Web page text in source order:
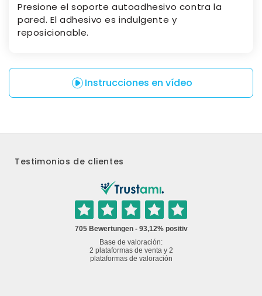
Presione el soporte autoadhesivo contra la
pared. El adhesivo es indulgente y
reposicionable.
Instrucciones en vídeo
Testimonios de clientes